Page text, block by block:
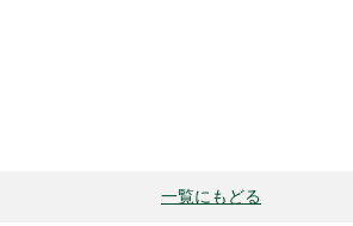
一覧にもどる